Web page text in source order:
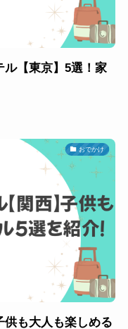
ル【東京】5選！家
おでかけ
も大人も楽しめる